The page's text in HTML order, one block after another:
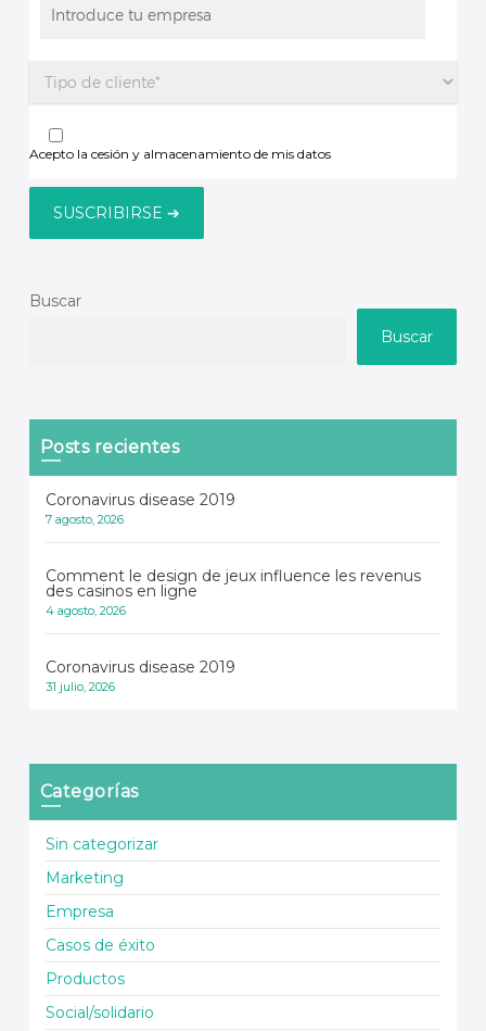
Acepto la cesión y almacenamiento de mis datos
Buscar
Buscar
Posts recientes
Coronavirus disease 2019
7 agosto, 2026
Comment le design de jeux influence les revenus
des casinos en ligne
4 agosto, 2026
Coronavirus disease 2019
31 julio, 2026
Categorías
Sin categorizar
Marketing
Empresa
Casos de éxito
Productos
Social/solidario